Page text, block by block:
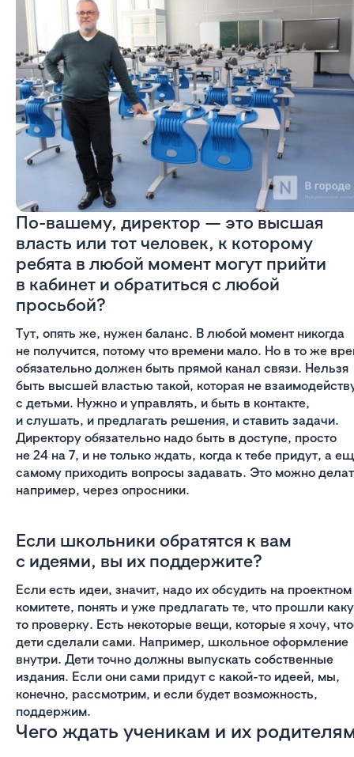
По-вашему, директор — это высшая
власть или тот человек, к которому
ребята в любой момент могут прийти
в кабинет и обратиться с любой
просьбой?
Тут, опять же, нужен баланс. В любой момент никогда
не получится, потому что времени мало. Но в то же
обязательно должен быть прямой канал связи. Нельзя
быть высшей властью такой, которая не
с детьми. Нужно и управлять, и быть в контакте,
и слушать, и предлагать решения, и ставить задачи.
Директору обязательно надо быть в доступе, просто
не 24 на 7, и не только ждать, когда к тебе придут, а
самому приходить вопросы задавать. Это можно
например, через опросники.
Если школьники обратятся к вам
с идеями, вы их поддержите?
Если есть идеи, значит, надо их обсудить на проектном
комитете, понять и уже предлагать те, что прошли
то проверку. Есть некоторые вещи, которые я хочу,
дети сделали сами. Например, школьное оформление
внутри. Дети точно должны выпускать собственные
издания. Если они сами придут с какой-то идеей, мы,
конечно, рассмотрим, и если будет возможность,
поддержим.
Чего ждать ученикам и их